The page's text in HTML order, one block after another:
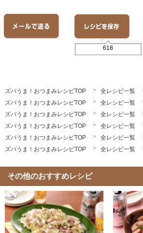
618
ズバうま！おつまみレシピTOP 全レシピ一覧
ズバうま！おつまみレシピTOP
全レシピ一覧
ズバうま！おつまみレシピTOP
全レシピ一覧
ズバうま！おつまみレシピTOP
全レシピ一覧
ズバうま！おつまみレシピTOP
全レシピ一覧
ズバうま！おつまみレシピTOP
全レシピ一覧
その他のおすすめレシピ